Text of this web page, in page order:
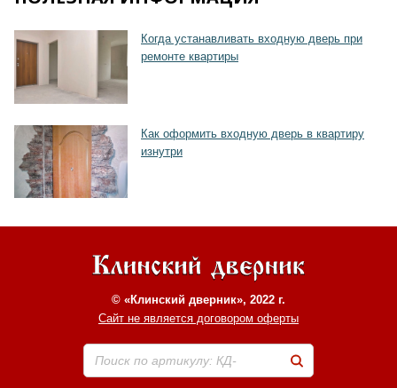
Когда устанавливать входную дверь при
ремонте квартиры
Как оформить входную дверь в квартиру
изнутри
© «Клинский дверник», 2022 г.
Сайт не является договором оферты
Поиск по артикулу: КД-